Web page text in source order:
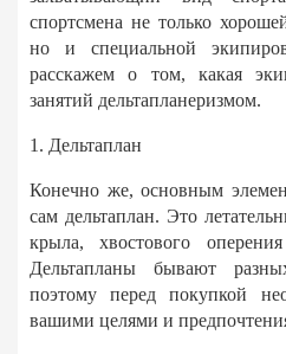
спортсмена не только
но и специальной
расскажем о том, какая
занятий дельтапланеризмом.
1. Дельтаплан
Конечно же, основным
сам дельтаплан. Это
крыла, хвостового
Дельтапланы бывают
поэтому перед покупкой
вашими целями и